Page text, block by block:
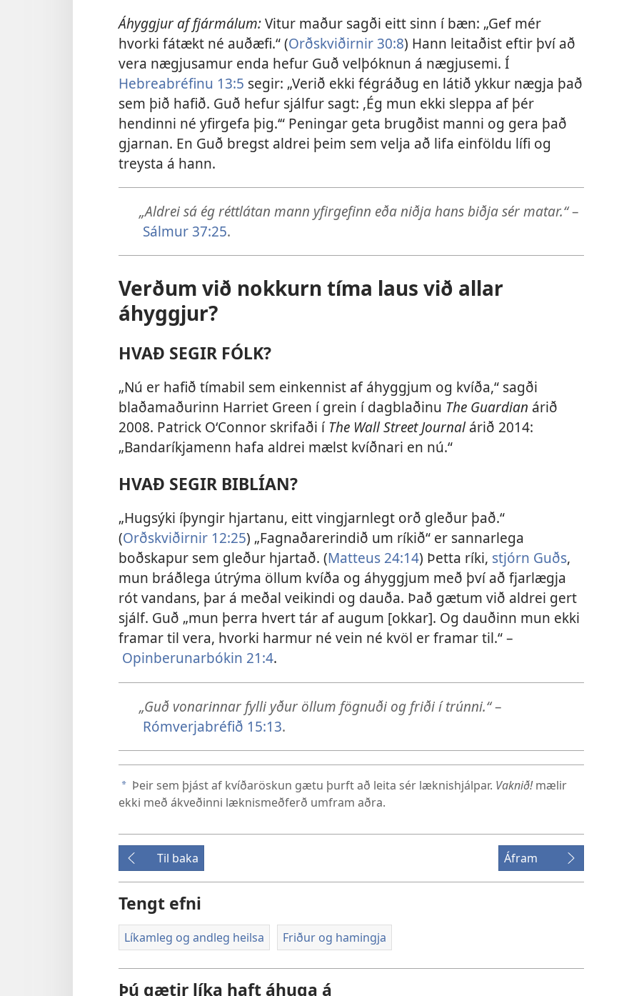
Áhyggjur af fjármálum:Vitur maður sagði eitt sinn í bæn: „Gef mér
hvorki fátækt né auðæfi.“ (Orðskviðirnir 30:8) Hann leitaðist eftir því að
vera nægjusamur enda hefur Guð velþóknun á nægjusemi. Í
Hebreabréfinu 13:5 segir: „Verið ekki fégráðug en látið ykkur nægja það
sem þið hafið. Guð hefur sjálfur sagt: ,Ég mun ekki sleppa af þér
hendinni né yfirgefa þig.‘“ Peningar geta brugðist manni og gera það
gjarnan. En Guð bregst aldrei þeim sem velja að lifa einföldu lífi og
treysta á hann.
„Aldrei sá ég réttlátan mann yfirgefinn eða niðja hans biðja sér matar.“–
Sálmur 37:25.
Verðum við nokkurn tíma laus við allar
áhyggjur?
HVAÐ SEGIR FÓLK?
„Nú er hafið tímabil sem einkennist af áhyggjum og kvíða,“ sagði
blaðamaðurinn Harriet Green í grein í dagblaðinu The Guardian árið
2008. Patrick O‘Connor skrifaði í The Wall Street Journalárið 2014:
„Bandaríkjamenn hafa aldrei mælst kvíðnari en nú.“
HVAÐ SEGIR BIBLÍAN?
„Hugsýki íþyngir hjartanu, eitt vingjarnlegt orð gleður það.“
(Orðskviðirnir 12:25) „Fagnaðarerindið um ríkið“ er sannarlega
boðskapur sem gleður hjartað. (Matteus 24:14) Þetta ríki, stjórn Guðs,
mun bráðlega útrýma öllum kvíða og áhyggjum með því að fjarlægja
rót vandans, þar á meðal veikindi og dauða. Það gætum við aldrei gert
sjálf. Guð „mun þerra hvert tár af augum [okkar]. Og dauðinn mun ekki
framar til vera, hvorki harmur né vein né kvöl er framar til.“ –
Opinberunarbókin 21:4.
„Guð vonarinnar fylli yður öllum fögnuði og friði í trúnni.“–
Rómverjabréfið 15:13.
a Þeir sem þjást af kvíðaröskun gætu þurft að leita sér læknishjálpar. Vaknið!mælir
ekki með ákveðinni læknismeðferð umfram aðra.
Til baka Áfram
Tengt efni
Líkamleg og andleg heilsa Friður og hamingja
Þú gætir líka haft áhuga á